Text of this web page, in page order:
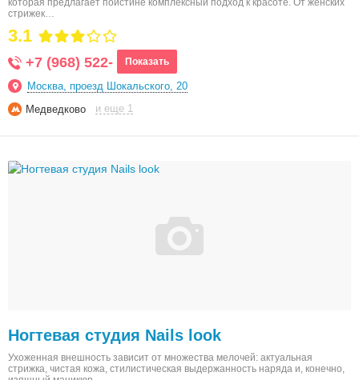
которая предлагает поистине комплексный подход к красоте. От женских
стрижек…
3.1
+7 (968) 522- Показать
Москва, проезд Шокальского, 20
Медведково
и еще 1
Ногтевая студия Nails look
Ухоженная внешность зависит от множества мелочей: актуальная
стрижка, чистая кожа, стилистическая выдержанность наряда и, конечно,